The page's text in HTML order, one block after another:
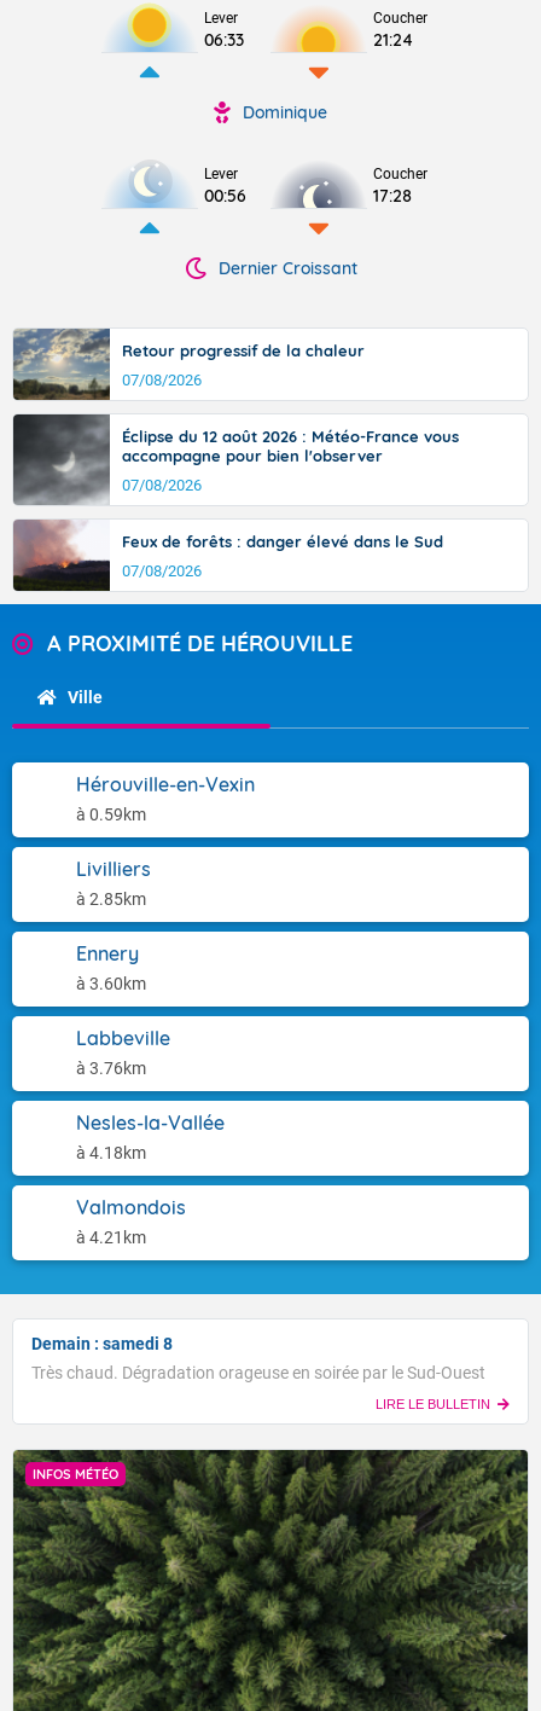
Lever
06:33
Coucher
21:24
Dominique
Lever
00:56
Coucher
17:28
Dernier Croissant
Retour progressif de la chaleur
07/08/2026
Éclipse du 12 août 2026 : Météo-France vous
accompagne pour bien l'observer
07/08/2026
Feux de forêts : danger élevé dans le Sud
07/08/2026
A PROXIMITÉ DE HÉROUVILLE
Ville
Hérouville-en-Vexin
à 0.59km
Livilliers
à 2.85km
Ennery
à 3.60km
Labbeville
à 3.76km
Nesles-la-Vallée
à 4.18km
Valmondois
à 4.21km
Demain : samedi 8
Très chaud. Dégradation orageuse en soirée par le Sud-Ouest
LIRE LE BULLETIN
INFOS MÉTÉO